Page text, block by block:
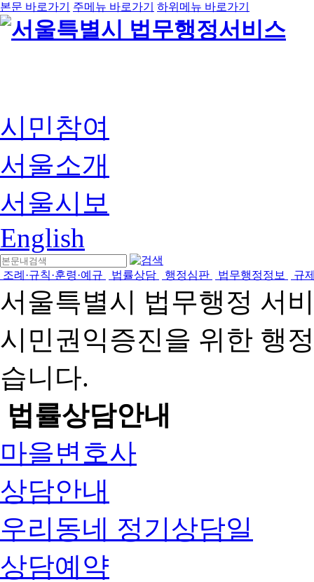
본문 바로가기 주메뉴 바로가기 하위메뉴 바로가기
시민참여
서울소개
서울시보
English
조례·규칙·훈령·예규 법률상담 행정심판 법무행정정보 규
서울특별시 법무행정 서
시민권익증진을 위한 행
습니다.
법률상담안내
마을변호사
상담안내
우리동네 정기상담일
상담예약